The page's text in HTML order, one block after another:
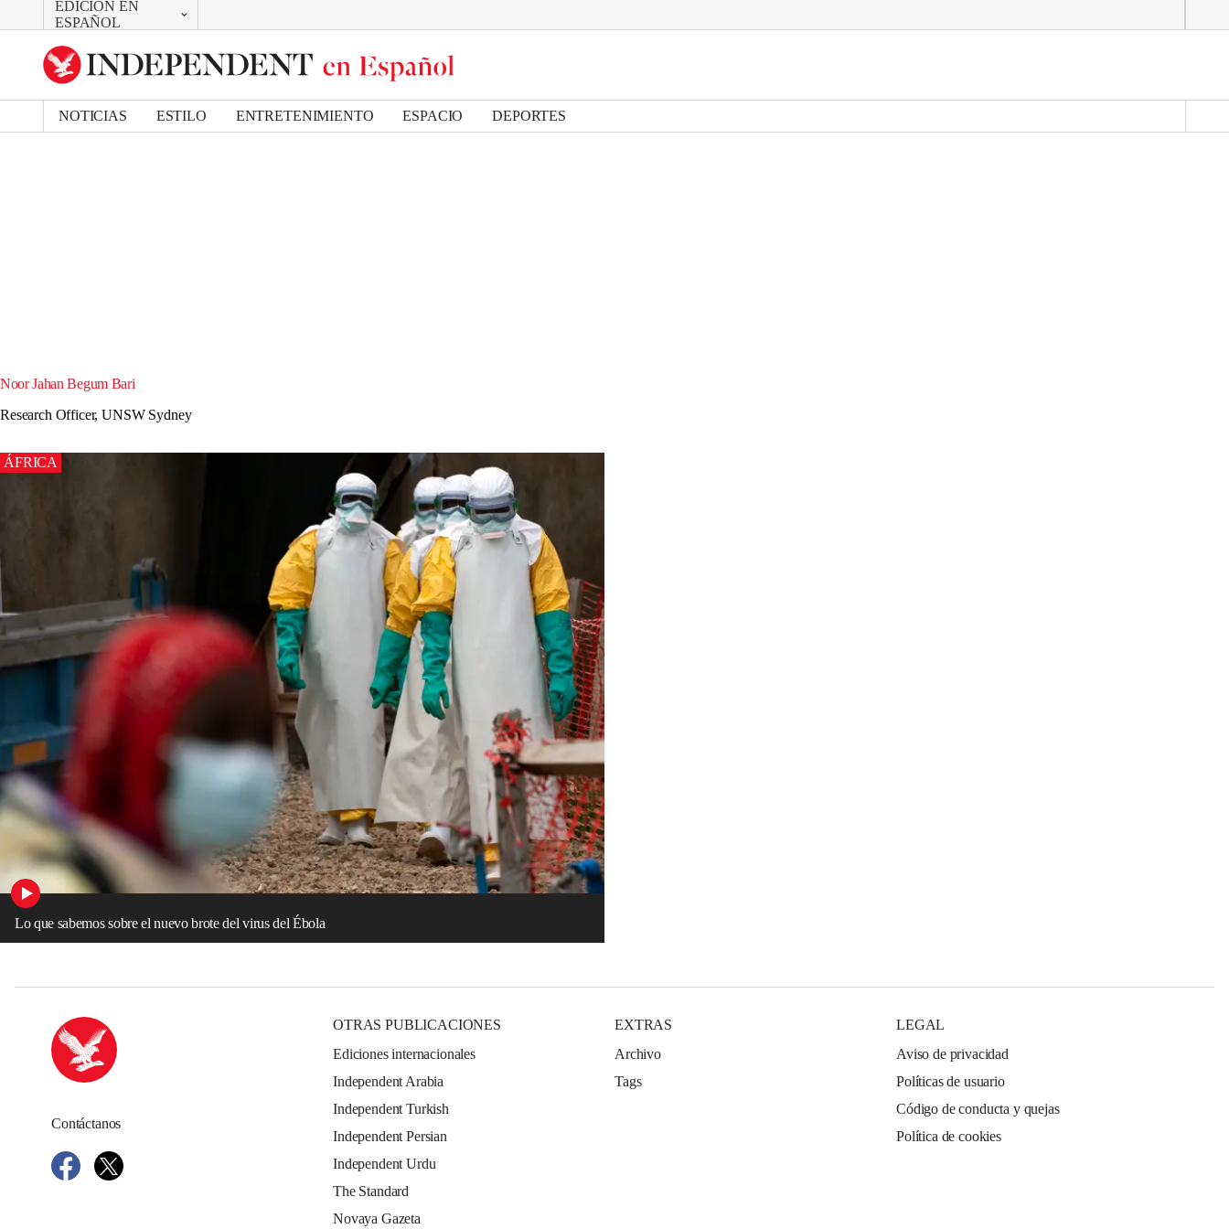
EDICIÓN EN
ESPAÑOL
CAMBIAR
UK Edition
US Edition
NOTICIAS ESTILO ENTRETENIMIENTO ESPACIO DEPORTES
Noor Jahan Begum Bari
Research Officer, UNSW Sydney
ÁFRICA
Lo que sabemos sobre el nuevo brote del virus del Ébola
Contáctanos
OTRAS PUBLICACIONES
Ediciones internacionales
Independent Arabia
Independent Turkish
Independent Persian
Independent Urdu
The Standard
Novaya Gazeta
EXTRAS
Archivo
Tags
LEGAL
Aviso de privacidad
Políticas de usuario
Código de conducta y quejas
Política de cookies